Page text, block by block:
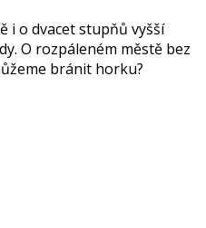
i o dvacet stupňů vyšší
O rozpáleném městě bez
bránit horku?